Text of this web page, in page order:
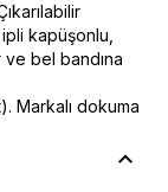
kapüşonlu,
ve bel bandına
Markalı dokuma